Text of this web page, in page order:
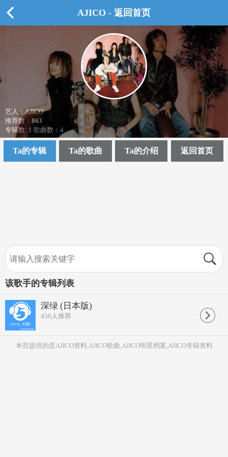
AJICO - 返回首页
艺人：AJICO
推荐数： 863
专辑数: 1 歌曲数：4
Ta的专辑 Ta的歌曲 Ta的介绍 返回首页
该歌手的专辑列表
深绿 (日本版)
450 人推荐
本页提供的是AJICO资料,AJICO歌曲,AJICO明星档案,AJICO专辑资料